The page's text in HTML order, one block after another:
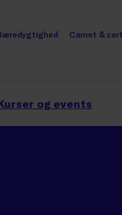
Carnet &
og events